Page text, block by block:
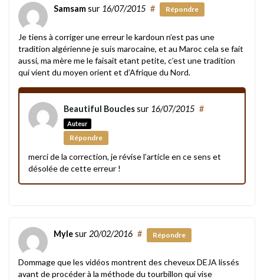
Samsamsur 16/07/2015 # Répondre
Je tiens à corriger une erreur le kardoun n’est pas une
tradition algérienne je suis marocaine, et au Maroc cela se fait
aussi, ma mère me le faisait etant petite, c’est une tradition
qui vient du moyen orient et d’Afrique du Nord.
Beautiful Bouclessur 16/07/2015
Auteur
#
Répondre
merci de la correction, je révise l’article en ce sens et
désolée de cette erreur !
Mylesur 20/02/2016 # Répondre
Dommage que les vidéos montrent des cheveux DEJA lissés
avant de procéder à la méthode du tourbillon qui vise